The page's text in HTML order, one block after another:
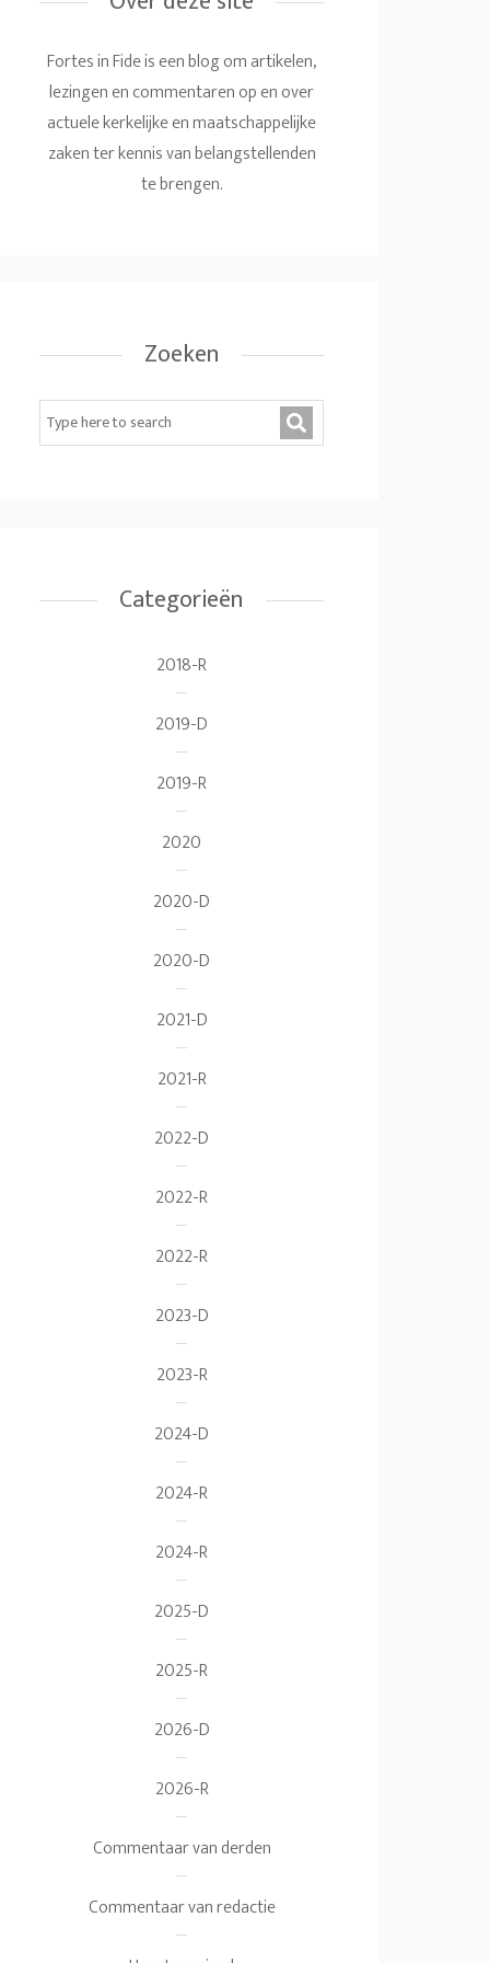
Fortes in Fide is een blog om artikelen,
lezingen en commentaren op en over
actuele kerkelijke en maatschappelijke
zaken ter kennis van belangstellenden
te brengen.
Zoeken
Categorieën
2018-R
2019-D
2019-R
2020
2020-D
2020-D
2021-D
2021-R
2022-D
2022-R
2022-R
2023-D
2023-R
2024-D
2024-R
2024-R
2025-D
2025-R
2026-D
2026-R
Commentaar van derden
Commentaar van redactie